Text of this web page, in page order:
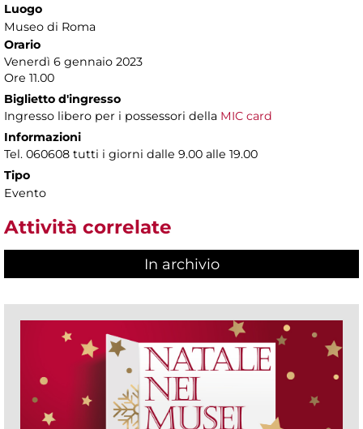
Luogo
Museo di Roma
Orario
Venerdì 6 gennaio 2023
Ore 11.00
Biglietto d'ingresso
Ingresso libero per i possessori della MIC card
Informazioni
Tel. 060608 tutti i giorni dalle 9.00 alle 19.00
Tipo
Evento
Attività correlate
In archivio